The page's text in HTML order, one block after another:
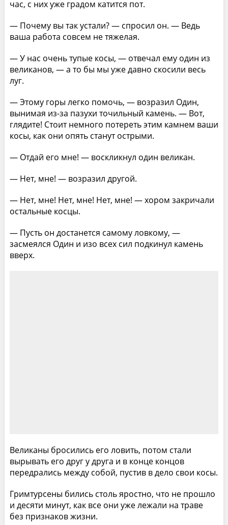
час, с них уже градом катится пот.
— Почему вы так устали? — спросил он. — Ведь
ваша работа совсем не тяжелая.
— У нас очень тупые косы, — отвечал ему один из
великанов, — а то бы мы уже давно скосили весь
луг.
— Этому горы легко помочь, — возразил Один,
вынимая из-за пазухи точильный камень. — Вот,
глядите! Стоит немного потереть этим камнем ваши
косы, как они опять станут острыми.
— Отдай его мне! — воскликнул один великан.
— Нет, мне! — возразил другой.
— Нет, мне! Нет, мне! Нет, мне! — хором закричали
остальные косцы.
— Пусть он достанется самому ловкому, —
засмеялся Один и изо всех сил подкинул камень
вверх.
Великаны бросились его ловить, потом стали
вырывать его друг у друга и в конце концов
передрались между собой, пустив в дело свои косы.
Гримтурсены бились столь яростно, что не прошло
и десяти минут, как все они уже лежали на траве
без признаков жизни.